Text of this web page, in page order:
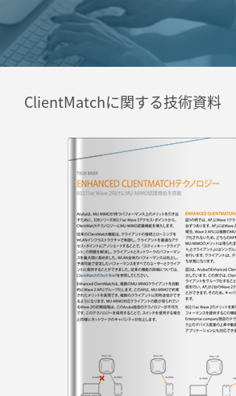
ClientMatchに関する技術資料